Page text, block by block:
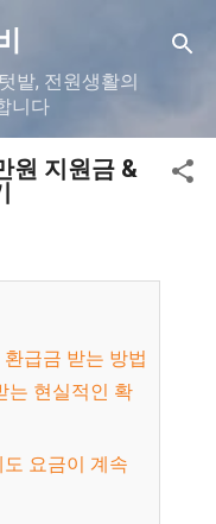
뛰기
밭, 전원생활의
니다
원 지원금 &
는 현실적인 확